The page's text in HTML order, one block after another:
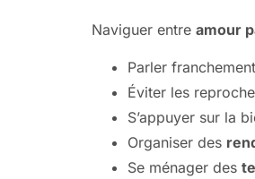
Naviguer entre amour
Parler
Éviter les
S’appuyer sur la
Organiser des
Se ménager des